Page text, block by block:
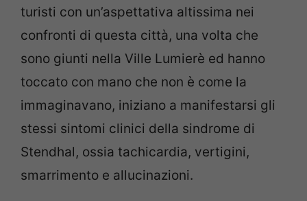
turisti con un’aspettativa altissima nei
confronti di questa città, una volta che
sono giunti nella Ville Lumierè ed hanno
toccato con mano che non è come la
immaginavano, iniziano a manifestarsi gli
stessi sintomi clinici della sindrome di
Stendhal, ossia tachicardia, vertigini,
smarrimento e allucinazioni.